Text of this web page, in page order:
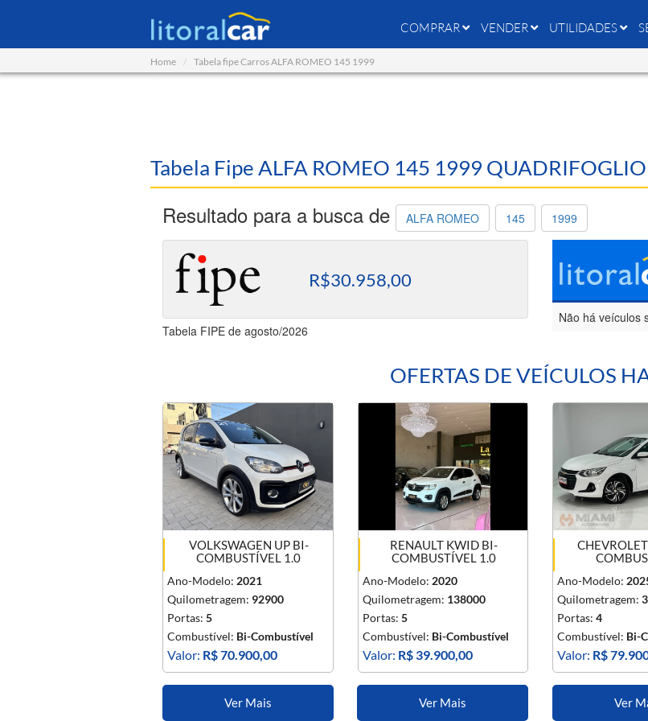
COMPRAR VENDER UTILIDADES
Home Tabela fipe Carros ALFA ROMEO 145 1999
Tabela Fipe ALFA ROMEO 145 1999
Resultado para a busca de ALFA ROMEO 145 1999
R$30.958,00
Tabela FIPE de agosto/2026
Não há veículos
OFERTAS DE VEÍCULOS
VOLKSWAGEN UP BI-
COMBUSTÍVEL 1.0
Ano-Modelo: 2021
Quilometragem: 92900
Portas: 5
Combustível: Bi-Combustível
Valor: R$ 70.900,00
Ver Mais
RENAULT KWID BI-
COMBUSTÍVEL 1.0
Ano-Modelo: 2020
Quilometragem: 138000
Portas: 5
Combustível: Bi-Combustível
Valor: R$ 39.900,00
Ver Mais
Ano-Modelo:
Quilometragem:
Portas: 4
Combustível: Bi-
Valor: R$
Ver